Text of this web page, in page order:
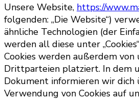
Unsere Website, https://
folgenden: „Die Website“)
ähnliche Technologien (der
werden all diese unter
Cookies werden außerdem
Drittparteien platziert. In dem
Dokument informieren wir dich
Verwendung von Cookies auf